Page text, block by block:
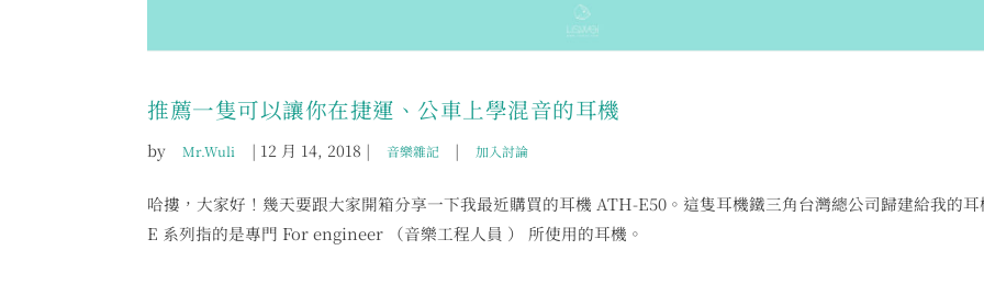
推薦一隻可以讓你在捷運、公車上學混音的耳機
by Mr.Wuli | 12 月 14, 2018 | 音樂雜記 | 加入討論
哈摟，大家好！幾天要跟大家開箱分享一下我最近購買的耳機 ATH-E50。這隻耳機鐵三角台灣總公司歸建給我的
E 系列指的是專門 For engineer （音樂工程人員 ） 所使用的耳機。